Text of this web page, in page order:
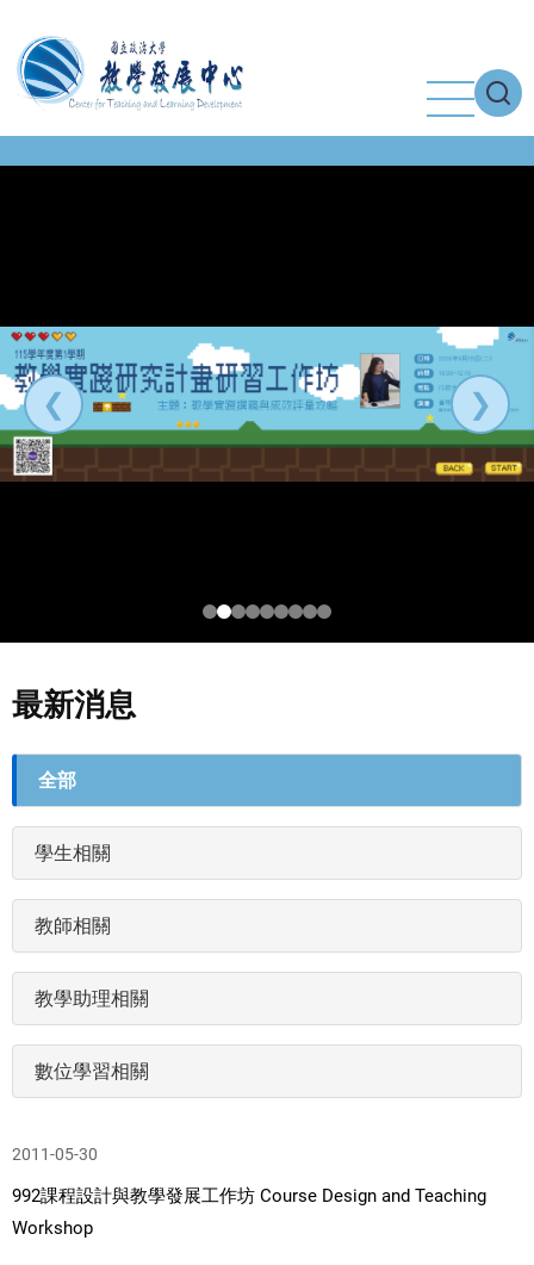
主
❮ ❯
最新消息
最
消
(field_newstags)
全部
學生相關
教師相關
教學助理相關
數位學習相關
2011-05-30
992課程設計與教學發展工作坊 Course Design and Teaching
Workshop